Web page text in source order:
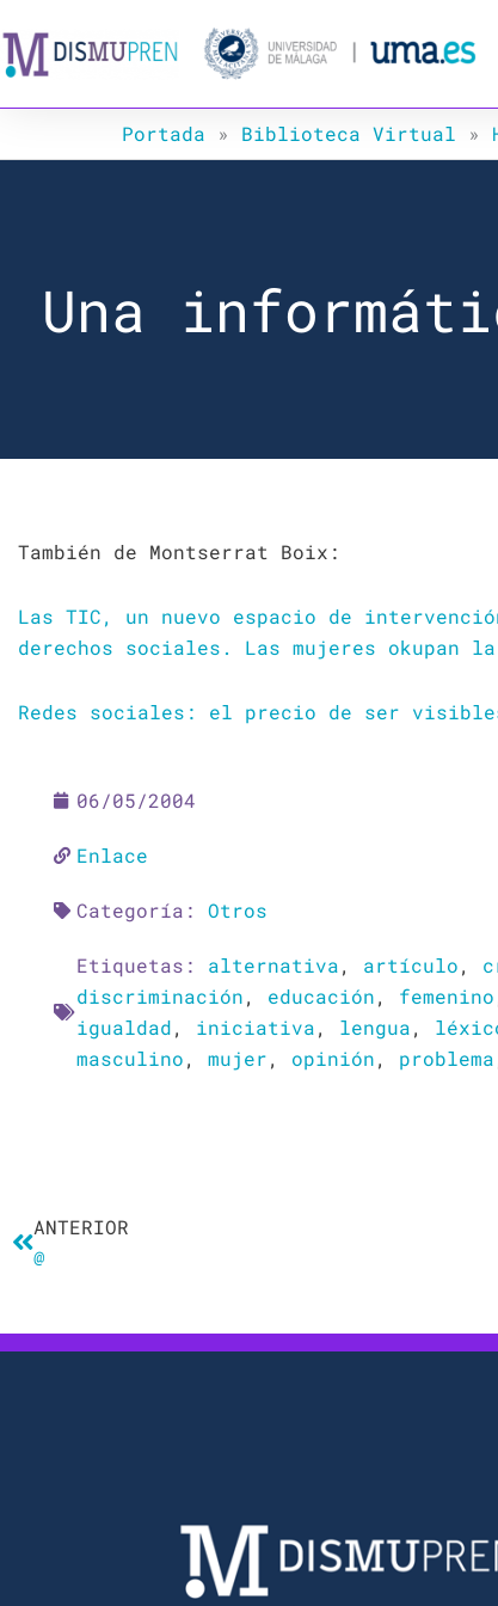
al
contenido
Portada » Biblioteca Virtual »
Una
También de Montserrat Boix:
Las TIC, un nuevo espacio de
derechos sociales. Las mujeres okupan
Redes sociales: el precio de ser
06/05/2004
Enlace
Categoría: Otros
Etiquetas: alternativa, artículo,
discriminación, educación, femenino
igualdad, iniciativa, lengua,
masculino, mujer, opinión, problema
ANTERIOR
@